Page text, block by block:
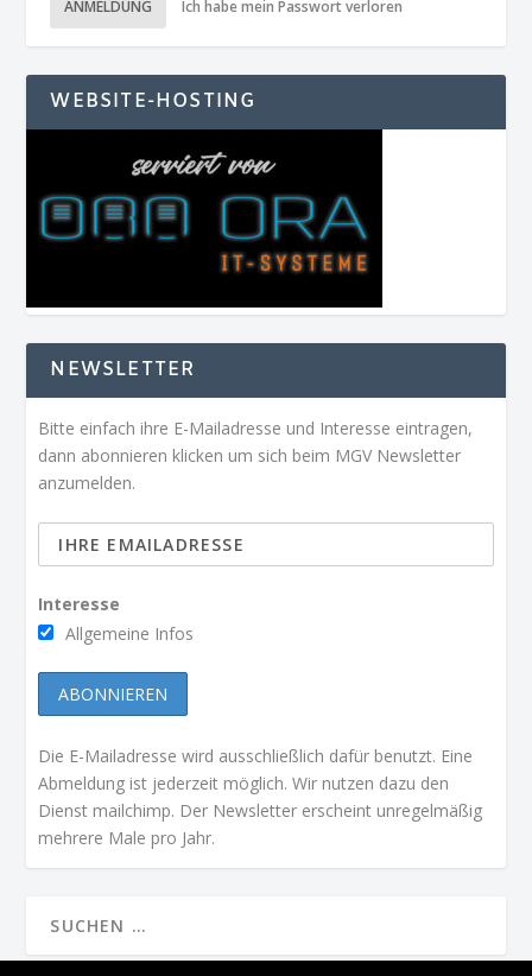
ANMELDUNG Ich habe mein Passwort verloren
WEBSITE-HOSTING
NEWSLETTER
Bitte einfach ihre E-Mailadresse und Interesse eintragen,
dann abonnieren klicken um sich beim MGV Newsletter
anzumelden.
Interesse
Allgemeine Infos
Die E-Mailadresse wird ausschließlich dafür benutzt. Eine
Abmeldung ist jederzeit möglich. Wir nutzen dazu den
Dienst mailchimp. Der Newsletter erscheint unregelmäßig
mehrere Male pro Jahr.